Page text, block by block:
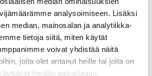
analysoimiseen. Lisäksi
median, mainosalan ja analytiikka-
tietoja siitä, miten käytät
voivat yhdistää näitä
joita olet antanut heille tai joita on
heidän palvelujaan.
Rumpukaapeli SEMOFLEX-DRUM
42G2,5 BD